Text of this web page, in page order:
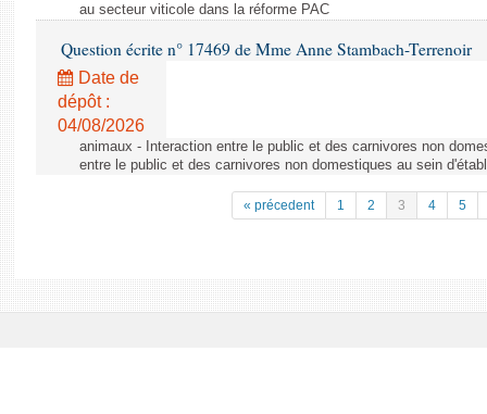
au secteur viticole dans la réforme PAC
Question écrite n° 17469 de Mme Anne Stambach-Terrenoir
Date de
dépôt :
04/08/2026
animaux - Interaction entre le public et des carnivores non
entre le public et des carnivores non domestiques au sein
« précedent 1 2 3 4 5